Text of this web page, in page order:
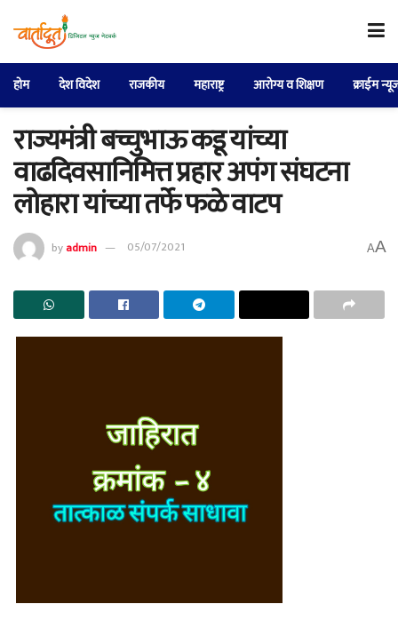
होम देश विदेश राजकीय महाराष्ट्र आरोग्य व शिक्षण क्राईम
राज्यमंत्री बच्चुभाऊ कडू यांच्या
वाढदिवसानिमित्त प्रहार अपंग संघटना
लोहारा यांच्या तर्फे फळे वाटप
byadmin 05/07/2021 AA